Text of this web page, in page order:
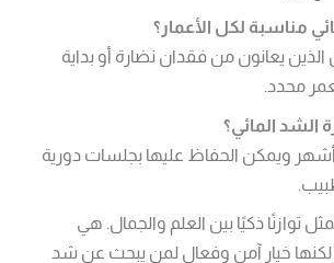
مناسبة لكل الأعمار؟
يعانون من فقدان نضارة أو بداية
محدد.
الشد المائي؟
أشهر ويمكن الحفاظ عليها بجلسات دورية
توازنًا ذكيًا بين العلم والجمال. هي
خيار آمن وفعال لمن يبحث عن شد